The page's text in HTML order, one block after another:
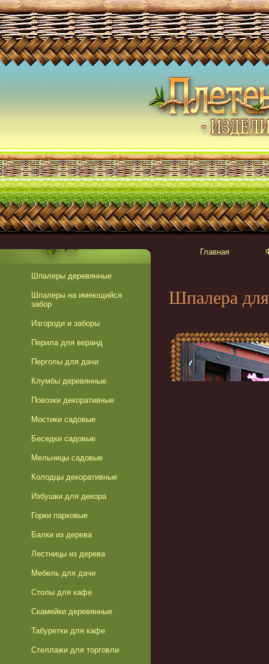
Шпалеры деревянные
Шпалеры на имеющийся
забор
Изгороди и заборы
Перила для веранд
Перголы для дачи
Клумбы деревянные
Повозки декоративные
Мостики садовые
Беседки садовые
Мельницы садовые
Колодцы декоративные
Избушки для декора
Горки парковые
Балки из дерева
Лестницы из дерева
Мебель для дачи
Столы для кафе
Скамейки деревянные
Табуретки для кафе
Стеллажи для торговли
Главная
Шпалера для